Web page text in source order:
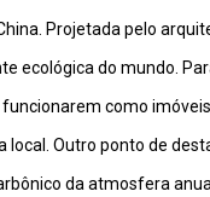
Projetada pelo
ecológica do mundo.
como
Outro ponto de
da atmosfera